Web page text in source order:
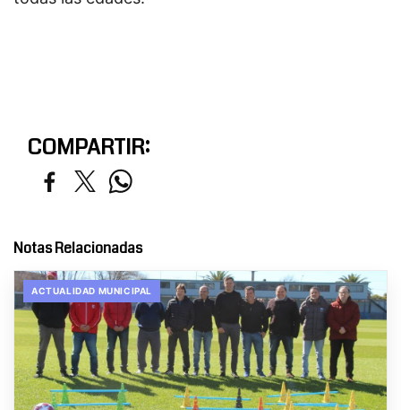
COMPARTIR:
Notas Relacionadas
ACTUALIDAD MUNICIPAL